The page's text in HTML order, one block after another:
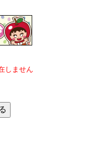
しません